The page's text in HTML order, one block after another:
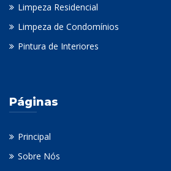
Limpeza Residencial
Limpeza de Condomínios
Pintura de Interiores
Páginas
Principal
Sobre Nós